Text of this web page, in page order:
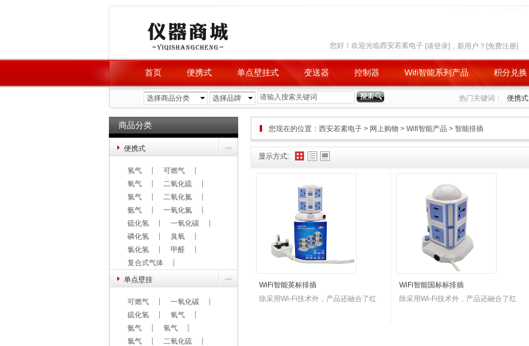
首页 便携式 单点壁挂式 变送器 控制器 Wifi智能系列产品
积分兑换
品牌查询
积分兑换
选择商品分类 选择品牌
您好！欢迎光临西安若素电子 [请登录] ，新用户？ [免费注册]
热门关键词： 便携式
商品分类
便携式
氢气
可燃气
氧气
二氧化硫
氯气
二氧化氮
氨气
一氧化氮
硫化氢
一氧化碳
磷化氢
臭氧
氯化氢
甲醛
复合式气体
单点壁挂
可燃气
一氧化碳
硫化氢
氧气
氨气
氢气
氯气
二氧化硫
显示方式:
WiFi智能英标排插
除采用Wi-Fi技术外，产品还融合了红
WiFi智能国标标排插
除采用Wi-Fi技术外，产品还融合了红
您现在的位置： 西安若素电子 > 网上购物 > Wifi智能产品 > 智能排插